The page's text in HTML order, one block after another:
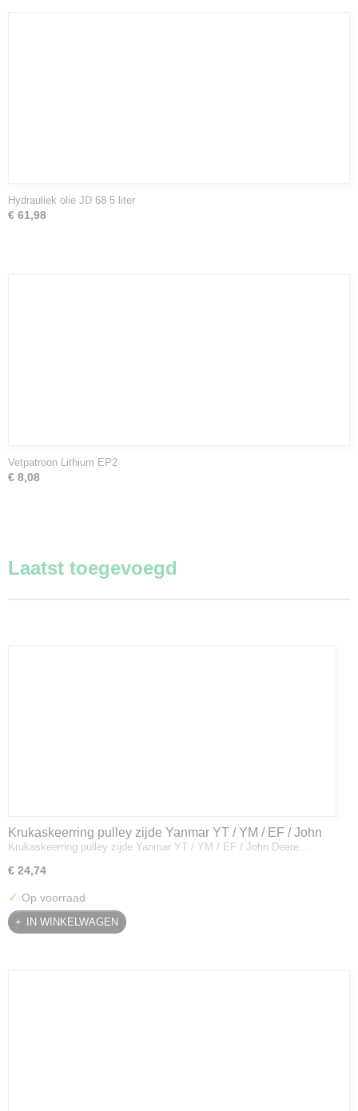
Hydrauliek olie JD 68 5 liter
€ 61,98
Vetpatroon Lithium EP2
€ 8,08
Laatst toegevoegd
Krukaskeerring pulley zijde Yanmar YT / YM / EF / John
Deere - 119934-01800
Krukaskeerring pulley zijde Yanmar YT / YM / EF / John Deere…
€ 24,74
✓ Op voorraad
IN WINKELWAGEN